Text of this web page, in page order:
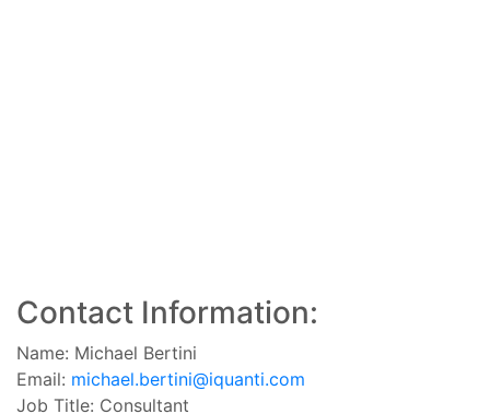
Contact Information:
Name: Michael Bertini
Email: michael.bertini@iquanti.com
Job Title: Consultant